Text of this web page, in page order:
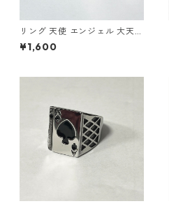
リング 天使 エンジェル 大天使
ミカエル 十字架 クロス 指輪
ステンレス メンズアクセサリ
¥1,600